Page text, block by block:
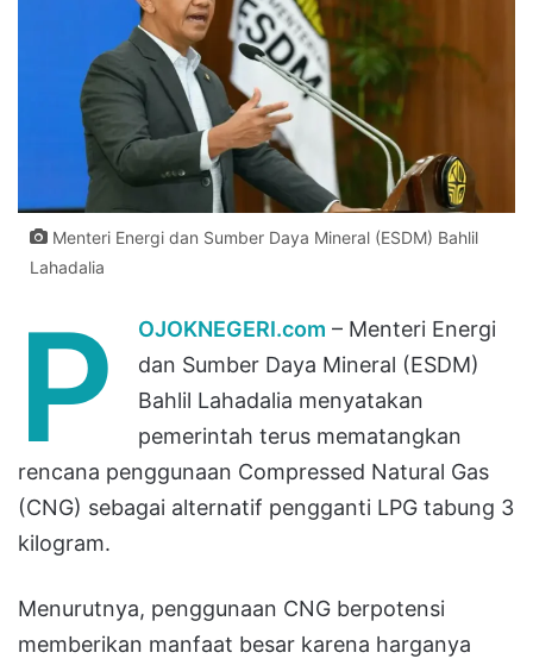
Menteri Energi dan Sumber Daya Mineral (ESDM) Bahlil
Lahadalia
P OJOKNEGERI.com – Menteri Energi
dan Sumber Daya Mineral (ESDM)
Bahlil Lahadalia menyatakan
pemerintah terus mematangkan
rencana penggunaan Compressed Natural Gas
(CNG) sebagai alternatif pengganti LPG tabung 3
kilogram.
Menurutnya, penggunaan CNG berpotensi
memberikan manfaat besar karena harganya